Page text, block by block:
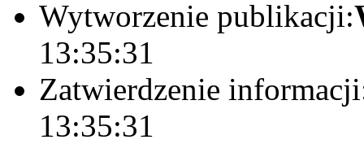
Wytworzenie publikacji:
13:35:31
Zatwierdzenie
13:35:31